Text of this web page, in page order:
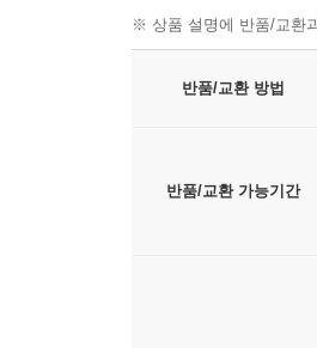
※ 상품 설명에 반품/교환
반품/교환 방법
반품/교환 가능기간